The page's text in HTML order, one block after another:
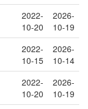
2022-
10-20
2026-
10-19
2022-
10-15
2026-
10-14
2022-
10-20
2026-
10-19